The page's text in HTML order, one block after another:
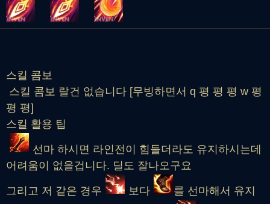
스킬 콤보
스킬 콤보 랄건 없습니다 [무빙하면서 q 평 평 평 w 평
평 평]
스킬 활용 팁
선마 하시면 라인전이 힘들더라도 유지하시는데
어려움이 없을겁니다. 딜도 잘나오구요
그리고 저 같은 경우 보다 를 선마해서 유지